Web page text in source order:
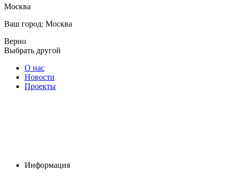
Москва
Ваш город: Москва
Верно
Выбрать другой
О нас
Новости
Проекты
Информация